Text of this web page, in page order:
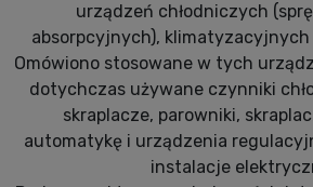
urządzeń chłodniczych
absorpcyjnych), klimatyzacyjnych
Omówiono stosowane w tych
dotychczas używane czynniki
skraplacze, parowniki,
automatykę i urządzenia
instalacje